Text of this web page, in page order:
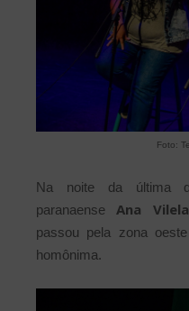
Foto:
Na noite da última
paranaense Ana Vilela
passou pela zona
homônima.